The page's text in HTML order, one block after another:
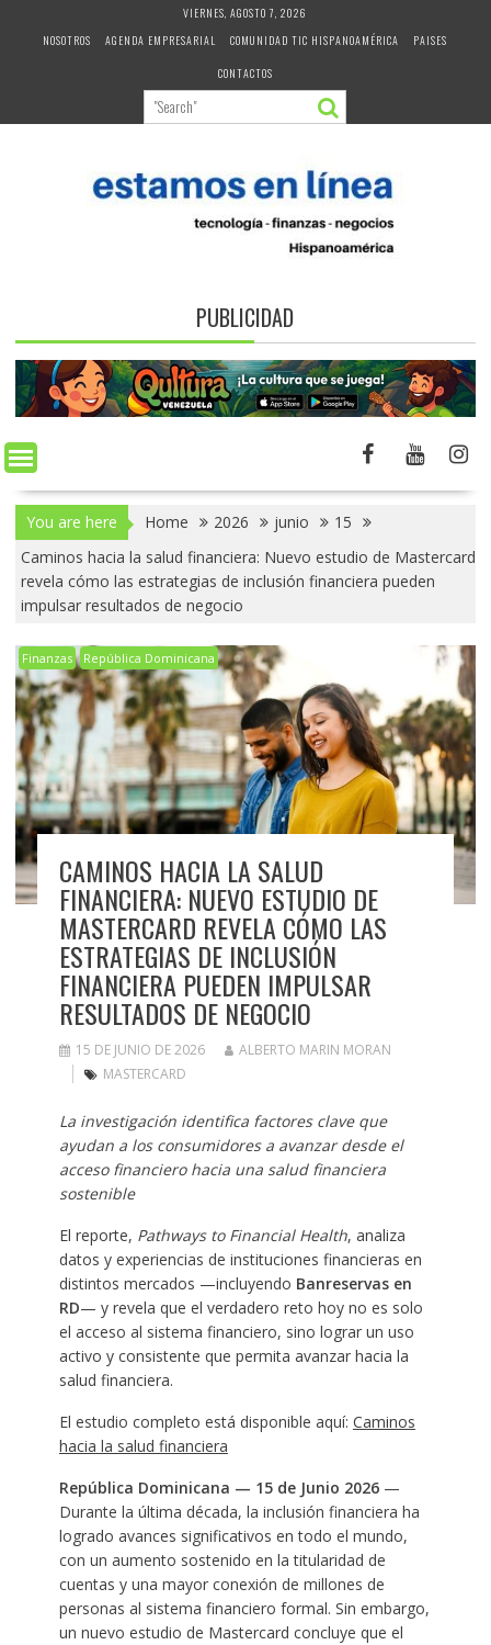
VIERNES, AGOSTO 7, 2026
NOSOTROS
AGENDA EMPRESARIAL COMUNIDAD TIC HISPANOAMÉRICA
PAISES
CONTACTOS
PUBLICIDAD
You are here Home 2026 junio
15
Caminos hacia la salud financiera: Nuevo estudio de Mastercard
revela cómo las estrategias de inclusión financiera pueden
impulsar resultados de negocio
Finanzas República Dominicana
CAMINOS HACIA LA SALUD
FINANCIERA: NUEVO ESTUDIO DE
MASTERCARD REVELA CÓMO LAS
ESTRATEGIAS DE INCLUSIÓN
FINANCIERA PUEDEN IMPULSAR
RESULTADOS DE NEGOCIO
15 DE JUNIO DE 2026
ALBERTO MARIN MORAN
MASTERCARD
La investigación identifica factores clave que
ayudan a los consumidores a avanzar desde el
acceso financiero hacia una salud financiera
sostenible
El reporte, Pathways to Financial Health, analiza
datos y experiencias de instituciones financieras en
distintos mercados —incluyendo Banreservas en
RD— y revela que el verdadero reto hoy no es solo
el acceso al sistema financiero, sino lograr un uso
activo y consistente que permita avanzar hacia la
salud financiera.
El estudio completo está disponible aquí: Caminos
hacia la salud financiera
República Dominicana — 15 de Junio 2026—
Durante la última década, la inclusión financiera ha
logrado avances significativos en todo el mundo,
con un aumento sostenido en la titularidad de
cuentas y una mayor conexión de millones de
personas al sistema financiero formal. Sin embargo,
un nuevo estudio de Mastercard concluye que el